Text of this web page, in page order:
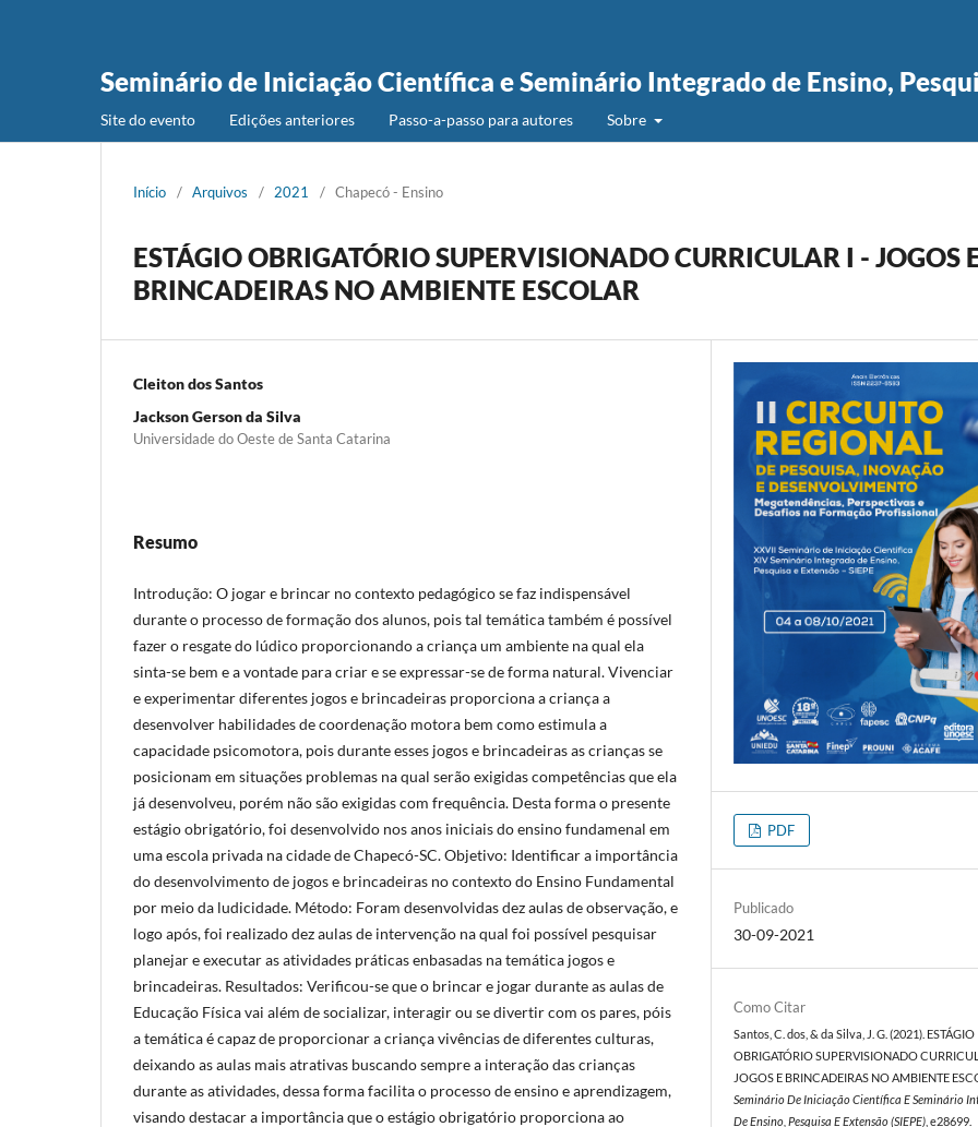
Seminário de Iniciação Científica e Seminário Integrado de Ensino,
Site do evento Edições anteriores Passo-a-passo para autores Sobre
Início / Arquivos / 2021 / Chapecó - Ensino
ESTÁGIO OBRIGATÓRIO SUPERVISIONADO CURRICULAR I - JOGOS
BRINCADEIRAS NO AMBIENTE ESCOLAR
Cleiton dos Santos
Jackson Gerson da Silva
Universidade do Oeste de Santa Catarina
Resumo
Introdução: O jogar e brincar no contexto pedagógico se faz indispensável
durante o processo de formação dos alunos, pois tal temática também é possível
fazer o resgate do lúdico proporcionando a criança um ambiente na qual ela
sinta-se bem e a vontade para criar e se expressar-se de forma natural. Vivenciar
e experimentar diferentes jogos e brincadeiras proporciona a criança a
desenvolver habilidades de coordenação motora bem como estimula a
capacidade psicomotora, pois durante esses jogos e brincadeiras as crianças se
posicionam em situações problemas na qual serão exigidas competências que ela
já desenvolveu, porém não são exigidas com frequência. Desta forma o presente
estágio obrigatório, foi desenvolvido nos anos iniciais do ensino fundamenal em
uma escola privada na cidade de Chapecó-SC. Objetivo: Identificar a importância
do desenvolvimento de jogos e brincadeiras no contexto do Ensino Fundamental
por meio da ludicidade. Método: Foram desenvolvidas dez aulas de observação, e
logo após, foi realizado dez aulas de intervenção na qual foi possível pesquisar
planejar e executar as atividades práticas enbasadas na temática jogos e
brincadeiras. Resultados: Verificou-se que o brincar e jogar durante as aulas de
Educação Física vai além de socializar, interagir ou se divertir com os pares, póis
a temática é capaz de proporcionar a criança vivências de diferentes culturas,
deixando as aulas mais atrativas buscando sempre a interação das crianças
durante as atividades, dessa forma facilita o processo de ensino e aprendizagem,
visando destacar a importância que o estágio obrigatório proporciona ao
PDF
Publicado
30-09-2021
Como Citar
Santos, C. dos, & da Silva, J. G. (2021). ESTÁGIO
OBRIGATÓRIO SUPERVISIONADO
JOGOS E BRINCADEIRAS NO AMBIENTE
Seminário De Iniciação Científica E Seminário
De Ensino, Pesquisa E Extensão (SIEPE) , e28699.